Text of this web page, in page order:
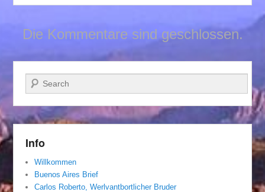
Die Kommentare sind geschlossen.
Suchen
Info
Willkommen
Buenos Aires Brief
Carlos Roberto, Werlvantbortlicher Bruder